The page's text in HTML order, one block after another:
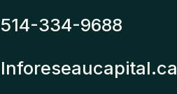
514-334-9688
Inforeseaucapital.ca